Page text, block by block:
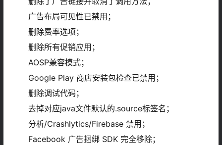
广告布局可见性已禁用；
删除费率选项；
删除所有促销应用；
AOSP兼容模式；
Google Play 商店安装包检查已禁用；
删除调试代码；
去掉对应java文件默认的.source标签名；
分析/Crashlytics/Firebase 禁用；
Facebook 广告捆绑 SDK 完全移除；